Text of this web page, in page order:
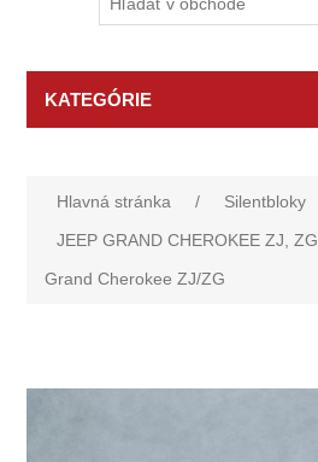
KATEGÓRIE
Hlavná stránka / Silentbloky
JEEP GRAND CHEROKEE ZJ, ZG
Grand Cherokee ZJ/ZG